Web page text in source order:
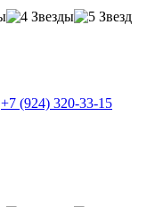
+7 (924) 320-33-15